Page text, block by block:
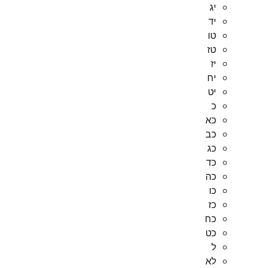
יג
יד
טו
טז
יז
יח
יט
כ
כא
כב
כג
כד
כה
כו
כז
כח
כט
ל
לא